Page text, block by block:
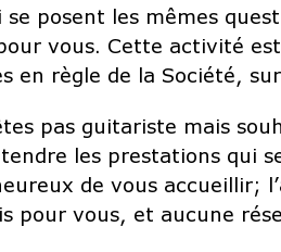
se posent les mêmes
vous. Cette activité
en règle de la Société,
pas guitariste mais
les prestations qui
de vous accueillir;
pour vous, et aucune